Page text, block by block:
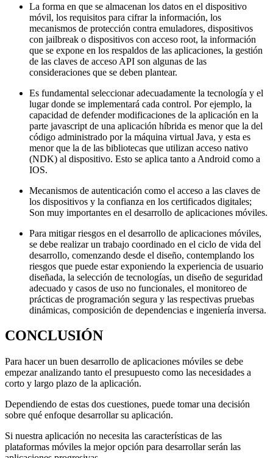
La forma en que se almacenan los datos en el dispositivo
móvil, los requisitos para cifrar la información, los
mecanismos de protección contra emuladores, dispositivos
con jailbreak o dispositivos con acceso root, la información
que se expone en los respaldos de las aplicaciones, la gestión
de las claves de acceso API son algunas de las
consideraciones que se deben plantear.
Es fundamental seleccionar adecuadamente la tecnología y el
lugar donde se implementará cada control. Por ejemplo, la
capacidad de defender modificaciones de la aplicación en la
parte javascript de una aplicación híbrida es menor que la del
código administrado por la máquina virtual Java, y esta es
menor que la de las bibliotecas que utilizan acceso nativo
(NDK) al dispositivo. Esto se aplica tanto a Android como a
IOS.
Mecanismos de autenticación como el acceso a las claves de
los dispositivos y la confianza en los certificados digitales;
Son muy importantes en el desarrollo de aplicaciones móviles.
Para mitigar riesgos en el desarrollo de aplicaciones móviles,
se debe realizar un trabajo coordinado en el ciclo de vida del
desarrollo, comenzando desde el diseño, contemplando los
riesgos que puede estar exponiendo la experiencia de usuario
diseñada, la selección de tecnologías, un diseño de seguridad
adecuado y casos de uso no funcionales, el monitoreo de
prácticas de programación segura y las respectivas pruebas
dinámicas, composición de dependencias e ingeniería inversa.
CONCLUSIÓN
Para hacer un buen desarrollo de aplicaciones móviles se debe
empezar analizando tanto el presupuesto como las necesidades a
corto y largo plazo de la aplicación.
Dependiendo de estas dos cuestiones, puede tomar una decisión
sobre qué enfoque desarrollar su aplicación.
Si nuestra aplicación no necesita las características de las
plataformas móviles la mejor opción para desarrollar serán las